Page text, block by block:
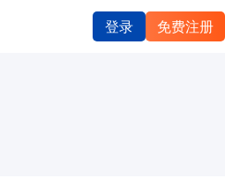
登录 免费注册